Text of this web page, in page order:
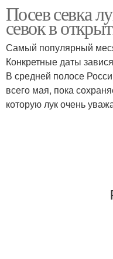
Лука на репку
Посев севка
севок в
Самый популярный
Конкретные даты
В средней полосе
всего мая, пока
которую лук очень